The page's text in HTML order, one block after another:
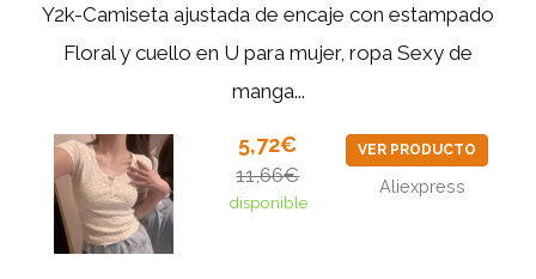
Y2k-Camiseta ajustada de encaje con estampado
Floral y cuello en U para mujer, ropa Sexy de
manga...
5,72€
11,66€
disponible
VER PRODUCTO
Aliexpress